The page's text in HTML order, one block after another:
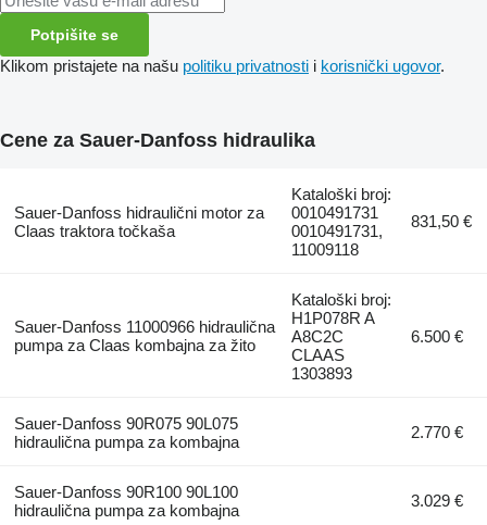
Potpišite se
Klikom pristajete na našu politiku privatnosti i korisnički ugovor.
Cene za Sauer-Danfoss hidraulika
Sauer-Danfoss hidraulični motor za
Claas traktora točkaša
Kataloški broj:
0010491731
0010491731,
11009118
831,50 €
Sauer-Danfoss 11000966 hidraulična
pumpa za Claas kombajna za žito
Kataloški broj:
H1P078R A
A8C2C
CLAAS
1303893
6.500 €
Sauer-Danfoss 90R075 90L075
hidraulična pumpa za kombajna
2.770 €
Sauer-Danfoss 90R100 90L100
hidraulična pumpa za kombajna
3.029 €